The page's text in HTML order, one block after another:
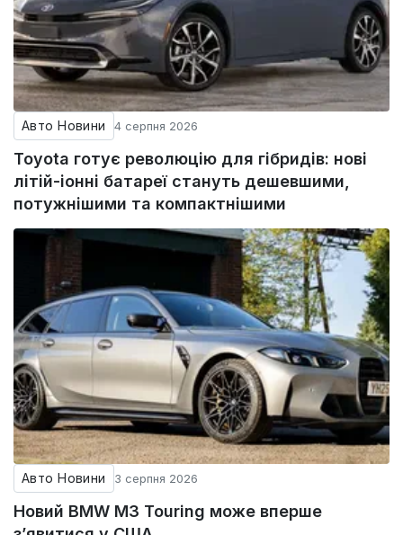
Авто Новини 4 серпня 2026
Toyota готує революцію для гібридів: нові
літій-іонні батареї стануть дешевшими,
потужнішими та компактнішими
Авто Новини 3 серпня 2026
Новий BMW M3 Touring може вперше